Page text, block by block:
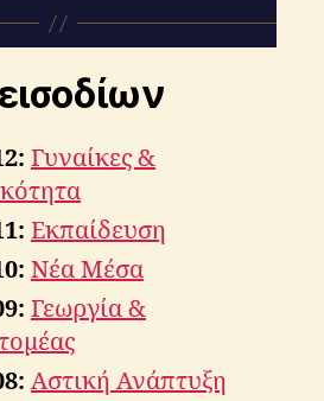
Γυναίκες &
Εκπαίδευση
Νέα Μέσα
Γεωργία &
Αστική Ανάπτυξη